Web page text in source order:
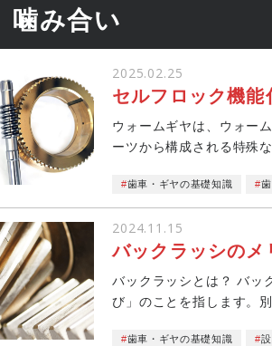
噛み合い
2025.02.25
セルフロック機
ウォームギヤは、ウォー
ーツから構成される特殊
歯車・ギヤの基礎知識
2024.11.15
バックラッシのメ
バックラッシとは？ バッ
び」のことを指します。
歯車・ギヤの基礎知識